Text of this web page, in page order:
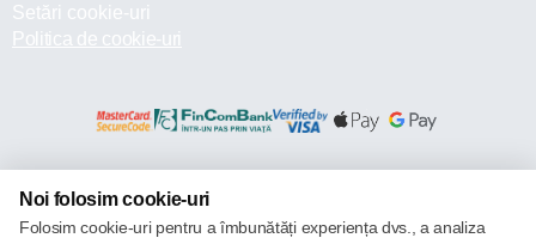
Setări cookie-uri
Politica de cookie-uri
Noi folosim cookie-uri
Folosim cookie-uri pentru a îmbunătăți experiența dvs., a analiza